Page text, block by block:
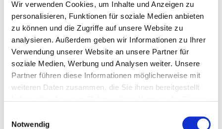
Wir verwenden Cookies, um Inhalte und Anzeigen zu
personalisieren, Funktionen für soziale Medien anbieten
zu können und die Zugriffe auf unsere Website zu
analysieren. Außerdem geben wir Informationen zu Ihrer
Verwendung unserer Website an unsere Partner für
soziale Medien, Werbung und Analysen weiter. Unsere
Partner führen diese Informationen möglicherweise mit
weiteren Daten zusammen, die Sie ihnen bereitgestellt
Notwendig